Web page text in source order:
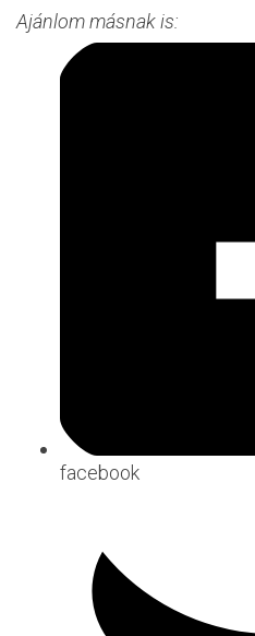
Ajánlom másnak is:
facebook